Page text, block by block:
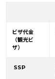
ビザ代金
（観光ビ
ザ）
SSP